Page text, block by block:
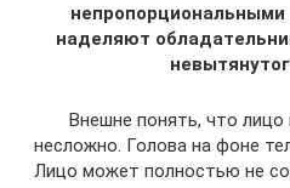
наделяют
Внешне понять, что
несложно. Голова на фоне
Лицо может полностью не